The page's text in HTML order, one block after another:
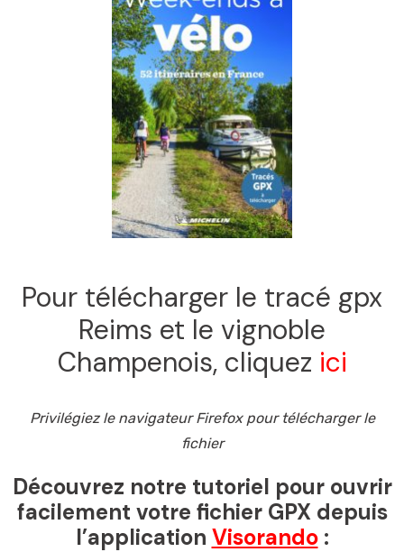
Pour télécharger le tracé gpx
Reims et le vignoble
Champenois, cliquez ici
Privilégiez le navigateur Firefox pour télécharger le
fichier
Découvrez notre tutoriel pour ouvrir
facilement votre fichier GPX depuis
l’application Visorando: